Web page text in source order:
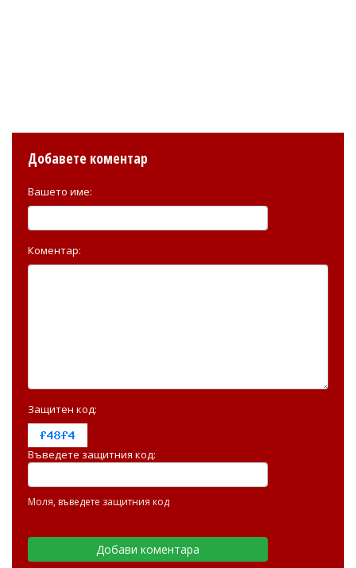
Добавете коментар
Вашето име:
Коментар:
Защитен код:
Въведете защитния код:
Моля, въведете защитния код